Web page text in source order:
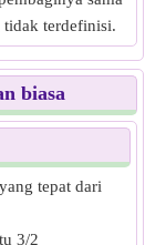
terdefinisi.
biasa
tepat dari
3/2